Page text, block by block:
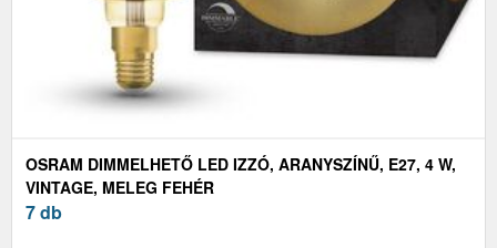
OSRAM DIMMELHETŐ LED IZZÓ, ARANYSZÍNŰ, E27, 4 W,
VINTAGE, MELEG FEHÉR
7 db